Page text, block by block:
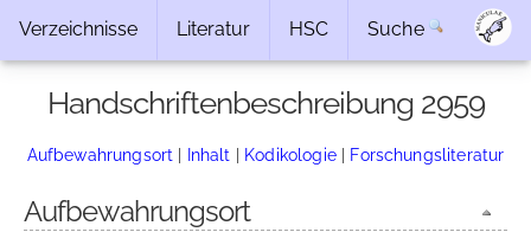
Verzeichnisse Literatur HSC Suche
Handschriftenbeschreibung 2959
Aufbewahrungsort | Inhalt | Kodikologie| Forschungsliteratur
Aufbewahrungsort